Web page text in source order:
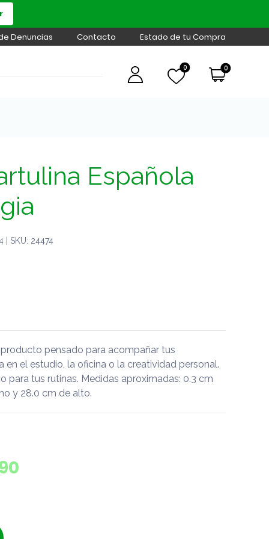
Denuncias Contacto Estado de tu Compra
0 0
Española
| SKU: 24474
pensado para acompañar tus
en el estudio, la oficina o la creatividad personal.
para tus rutinas. Medidas aproximadas: 0.3 cm
y 28.0 cm de alto.